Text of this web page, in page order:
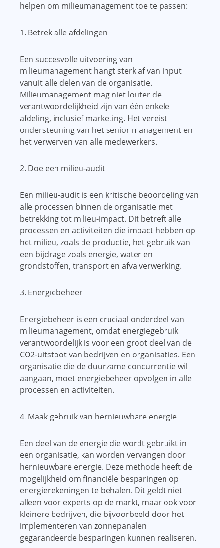
helpen om milieumanagement toe te passen:
1. Betrek alle afdelingen
Een succesvolle uitvoering van
milieumanagement hangt sterk af van input
vanuit alle delen van de organisatie.
Milieumanagement mag niet louter de
verantwoordelijkheid zijn van één enkele
afdeling, inclusief marketing. Het vereist
ondersteuning van het senior management en
het verwerven van alle medewerkers.
2. Doe een milieu-audit
Een milieu-audit is een kritische beoordeling van
alle processen binnen de organisatie met
betrekking tot milieu-impact. Dit betreft alle
processen en activiteiten die impact hebben op
het milieu, zoals de productie, het gebruik van
een bijdrage zoals energie, water en
grondstoffen, transport en afvalverwerking.
3. Energiebeheer
Energiebeheer is een cruciaal onderdeel van
milieumanagement, omdat energiegebruik
verantwoordelijk is voor een groot deel van de
CO2-uitstoot van bedrijven en organisaties. Een
organisatie die de duurzame concurrentie wil
aangaan, moet energiebeheer opvolgen in alle
processen en activiteiten.
4. Maak gebruik van hernieuwbare energie
Een deel van de energie die wordt gebruikt in
een organisatie, kan worden vervangen door
hernieuwbare energie. Deze methode heeft de
mogelijkheid om financiële besparingen op
energierekeningen te behalen. Dit geldt niet
alleen voor experts op de markt, maar ook voor
kleinere bedrijven, die bijvoorbeeld door het
implementeren van zonnepanalen
gegarandeerde besparingen kunnen realiseren.